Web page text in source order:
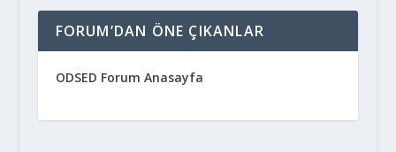
FORUM’DAN ÖNE ÇIKANLAR
ODSED Forum Anasayfa